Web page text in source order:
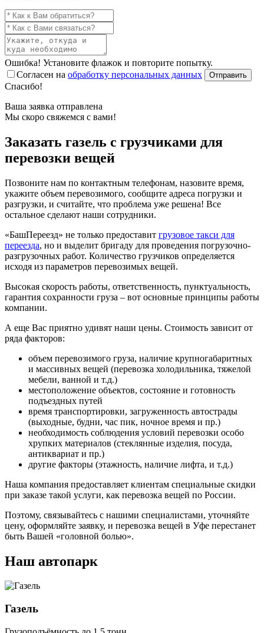
Ошибка! Установите флажок и повторите попытку.
Согласен на обработку персональных данных Отправить
Спасибо!
Ваша заявка отправлена
Мы скоро свяжемся с вами!
Заказать газель с грузчиками для
перевозки вещей
Позвоните нам по контактным телефонам, назовите время,
укажите объем перевозимого, сообщите адреса погрузки и
разгрузки, и считайте, что проблема уже решена! Все
остальное сделают наши сотрудники.
«БашПереезд» не только предоставит грузовое такси для
переезда, но и выделит бригаду для проведения погрузочно-
разгрузочных работ. Количество грузчиков определяется
исходя из параметров перевозимых вещей.
Высокая скорость работы, ответственность, пунктуальность,
гарантия сохранности груза – вот основные принципы работы
компании.
А еще Вас приятно удивят наши цены. Стоимость зависит от
ряда факторов:
объем перевозимого груза, наличие крупногабаритных
и массивных вещей (перевозка холодильника, тяжелой
мебели, ванной и т.д.)
местоположение объектов, состояние и готовность
подъездных путей
время транспортировки, загруженность автострады
(выходные, будни, час пик, ночное время и пр.)
необходимость соблюдения условий перевозки особо
хрупких материалов (стеклянные изделия, посуда,
антиквариат и пр.)
другие факторы (этажность, наличие лифта, и т.д.)
Наша компания предоставляет клиентам специальные скидки
при заказе такой услуги, как перевозка вещей по России.
Поэтому, связывайтесь с нашими специалистами, уточняйте
цену, оформляйте заявку, и перевозка вещей в Уфе перестанет
быть Вашей «головной болью».
Наш автопарк
Газель